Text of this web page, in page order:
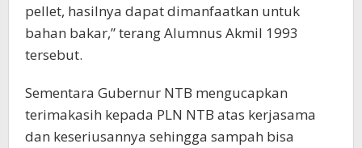
pellet, hasilnya dapat dimanfaatkan untuk
bahan bakar,” terang Alumnus Akmil 1993
tersebut.
Sementara Gubernur NTB mengucapkan
terimakasih kepada PLN NTB atas kerjasama
dan keseriusannya sehingga sampah bisa